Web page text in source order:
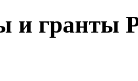
и гранты